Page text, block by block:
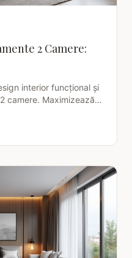
2 Camere:
interior funcțional și
camere. Maximizează